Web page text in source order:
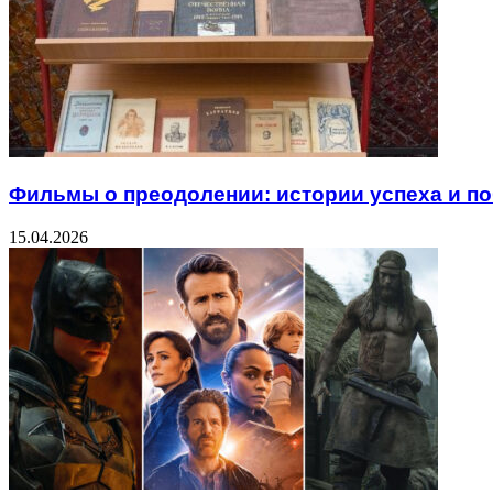
Фильмы о преодолении: истории успеха и
15.04.2026